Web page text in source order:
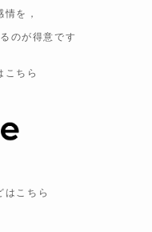
を，
のが得意です
こちら
はこちら